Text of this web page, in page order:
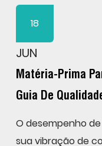
18
JUN
Matéria-Prima
Guia De
O desempenho
sua vibração de